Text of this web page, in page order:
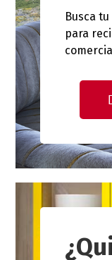
Busca
para